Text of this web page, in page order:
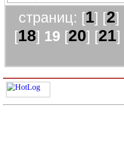
страниц: [1] [2]
[18] 19 [20] [21]